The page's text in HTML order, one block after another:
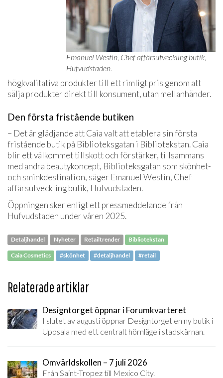
Emanuel Westin, Chef affärsutveckling butik,
Hufvudstaden.
högkvalitativa produkter till ett rimligt pris genom att
sälja produkter direkt till konsument, utan mellanhänder.
Den första fristående butiken
– Det är glädjande att Caia valt att etablera sin första
fristående butik på Biblioteksgatan i Bibliotekstan. Caia
blir ett välkommet tillskott och förstärker, tillsammans
med andra beautykoncept, Biblioteksgatan som skönhet-
och sminkdestination, säger Emanuel Westin, Chef
affärsutveckling butik, Hufvudstaden.
Öppningen sker enligt ett pressmeddelande från
Hufvudstaden under våren 2025.
Detaljhandel Nyheter Retailtrender Bibliotekstan
Caia Cosmetics #skönhet #detaljhandel #retail
Relaterade artiklar
Designtorget öppnar i Forumkvarteret
I slutet av augusti öppnar Designtorget en ny butik i
Uppsala med ett centralt hörnläge i stadskärnan.
Omvärldskollen – 7 juli 2026
Från Saint-Tropez till Mexico City.